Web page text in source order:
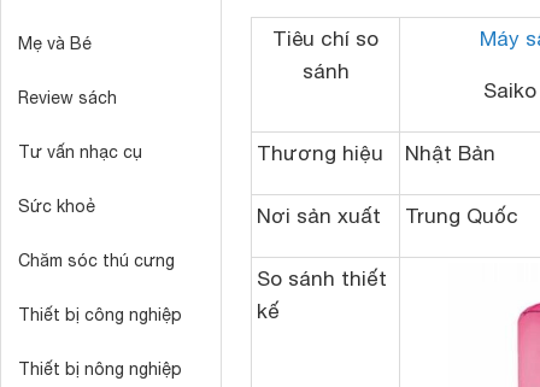
Mẹ và Bé
Review sách
Tư vấn nhạc cụ
Sức khoẻ
Chăm sóc thú cưng
Thiết bị công nghiệp
Thiết bị nông nghiệp
Tiêu chí so
sánh
Máy
Thương hiệu Nhật Bản
Nơi sản xuất Trung Quốc
So sánh thiết
kế